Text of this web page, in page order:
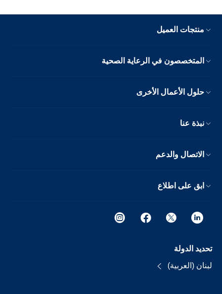
منتجات العميل
المتخصصون في الرعاية الصحية
حلول الأعمال الأخرى
نبذة عنا
الاتصال والدعم
ابق على اطلاع
تحديد الدولة
لبنان (العربية)